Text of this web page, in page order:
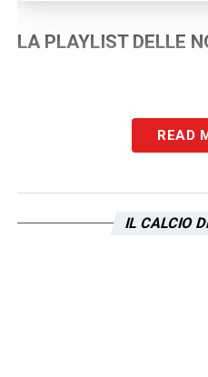
LA PLAYLIST DELLE
READ
IL CALCIO